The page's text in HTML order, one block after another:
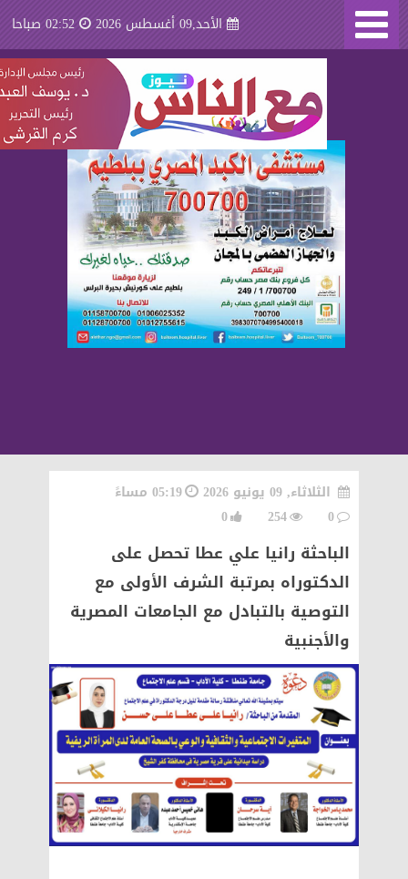
الأحد,09 أغسطس 2026 02:52 صباحا
الثلاثاء, 09 يونيو 2026
05:19 مساءً
0
254
0
الباحثة رانيا علي عطا تحصل على
الدكتوراه بمرتبة الشرف الأولى مع
التوصية بالتبادل مع الجامعات المصرية
والأجنبية